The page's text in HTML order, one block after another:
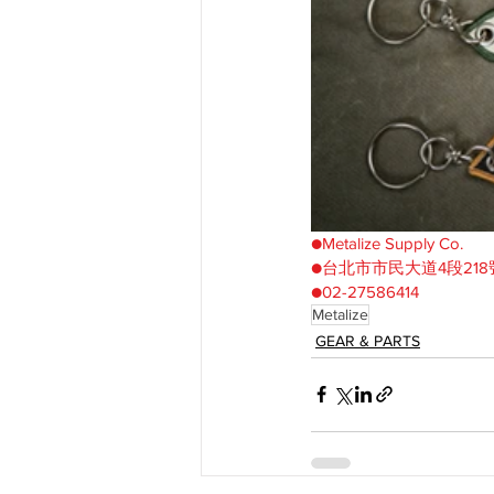
●Metalize Supply Co.
●台北市市民大道4段218
●02-27586414
Metalize
GEAR & PARTS